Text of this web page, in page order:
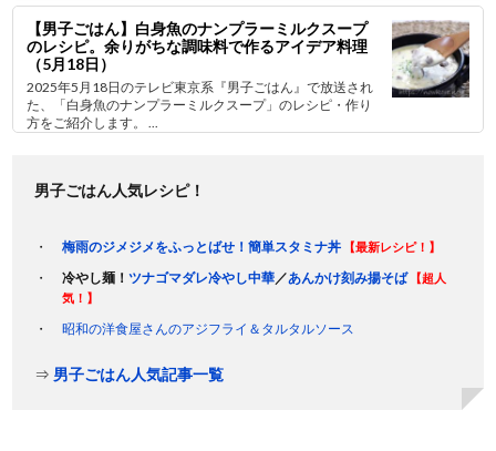
【男子ごはん】白身魚のナンプラーミルクスープ
のレシピ。余りがちな調味料で作るアイデア料理
（5月18日）
2025年5月18日のテレビ東京系『男子ごはん』で放送され
た、「白身魚のナンプラーミルクスープ」のレシピ・作り
方をご紹介します。 ...
男子ごはん人気レシピ！
梅雨のジメジメをふっとばせ！簡単スタミナ丼 【最新レシピ！】
冷やし麺！ツナゴマダレ冷やし中華／あんかけ刻み揚そば
【超人
気！】
昭和の洋食屋さんのアジフライ＆タルタルソース
⇒ 男子ごはん人気記事一覧